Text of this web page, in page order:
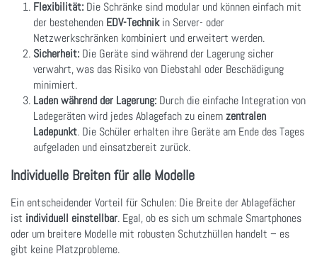
Flexibilität: Die Schränke sind modular und können einfach mit
der bestehenden EDV-Technikin Server- oder
Netzwerkschränken kombiniert und erweitert werden.
Sicherheit: Die Geräte sind während der Lagerung sicher
verwahrt, was das Risiko von Diebstahl oder Beschädigung
minimiert.
Laden während der Lagerung: Durch die einfache Integration von
Ladegeräten wird jedes Ablagefach zu einemzentralen
Ladepunkt. Die Schüler erhalten ihre Geräte am Ende des Tages
aufgeladen und einsatzbereit zurück.
Individuelle Breiten für alle Modelle
Ein entscheidender Vorteil für Schulen: Die Breite der Ablagefächer
ist individuell einstellbar. Egal, ob es sich um schmale Smartphones
oder um breitere Modelle mit robusten Schutzhüllen handelt – es
gibt keine Platzprobleme.